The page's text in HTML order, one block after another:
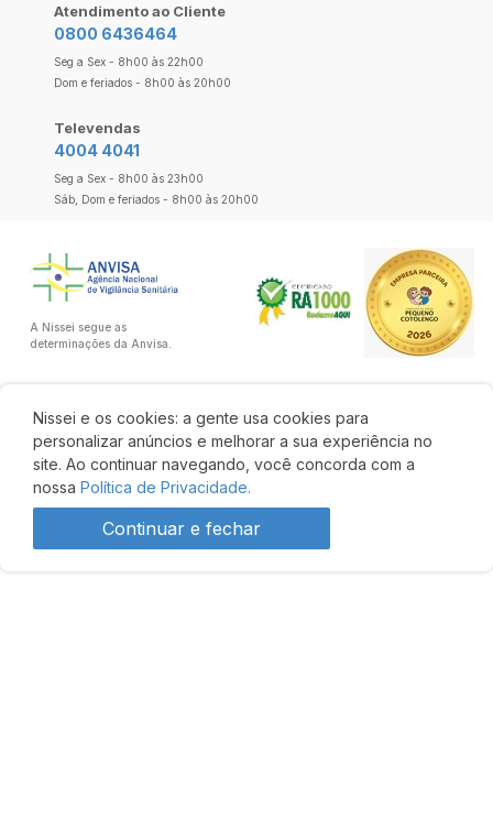
Nissei e os cookies: a gente usa cookies para
personalizar anúncios e melhorar a sua experiência no
site. Ao continuar navegando, você concorda com a
nossa Política de Privacidade.
Continuar e fechar
Atendimento ao Cliente
0800 6436464
Seg a Sex - 8h00 às 22h00
Dom e feriados - 8h00 às 20h00
Televendas
4004 4041
Seg a Sex - 8h00 às 23h00
Sáb, Dom e feriados - 8h00 às 20h00
A Nissei segue as
determinações da Anvisa.